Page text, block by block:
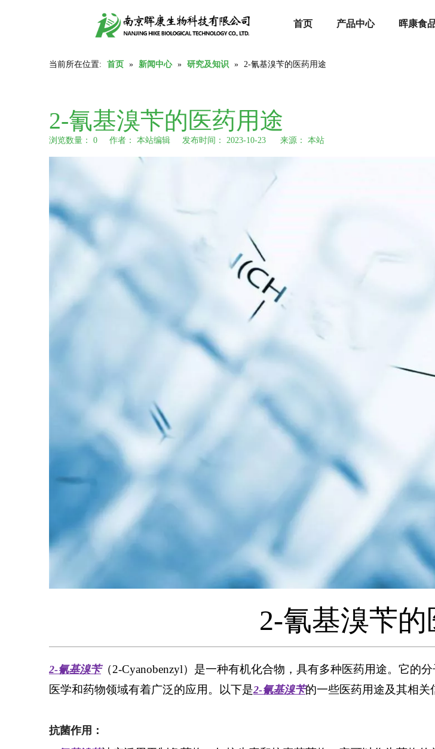
首页 产品中心 晖康食
当前所在位置: 首页 » 新闻中心 » 研究及知识 » 2-氰基溴苄的医药用途
2-氰基溴苄的医药用途
浏览数量： 0 作者： 本站编辑 发布时间： 2023-10-23 来源： 本站
["wechat","weibo","qzone","douban","email"]
2-氰基溴苄
2-氰基溴苄（2-Cyanobenzyl）是一种有机化合物，具有多种医药用途。它的
医学和药物领域有着广泛的应用。以下是2-氰基溴苄的一些医药用途及其相关
抗菌作用：